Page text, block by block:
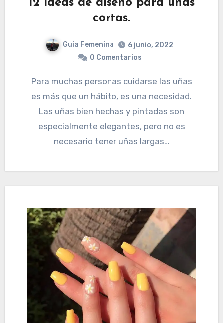
12 ideas de diseño para uñas
cortas.
Guia Femenina
6 junio, 2022
0 Comentarios
Para muchas personas cuidarse las uñas
es más que un hábito, es una necesidad.
Las uñas bien hechas y pintadas son
especialmente elegantes, pero no es
necesario tener uñas largas…